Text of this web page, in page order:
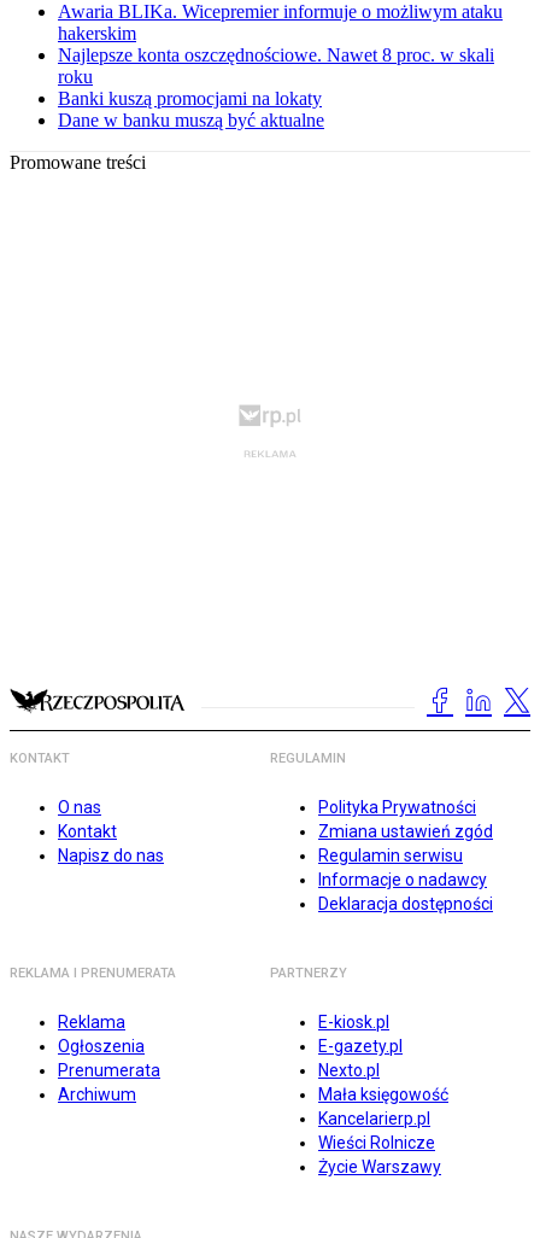
Awaria BLIKa. Wicepremier informuje o możliwym ataku
hakerskim
Najlepsze konta oszczędnościowe. Nawet 8 proc. w skali
roku
Banki kuszą promocjami na lokaty
Dane w banku muszą być aktualne
Promowane treści
KONTAKT
O nas
Kontakt
Napisz do nas
REGULAMIN
Polityka Prywatności
Zmiana ustawień zgód
Regulamin serwisu
Informacje o nadawcy
Deklaracja dostępności
REKLAMA I PRENUMERATA
Reklama
Ogłoszenia
Prenumerata
Archiwum
PARTNERZY
E-kiosk.pl
E-gazety.pl
Nexto.pl
Mała księgowość
Kancelarierp.pl
Wieści Rolnicze
Życie Warszawy